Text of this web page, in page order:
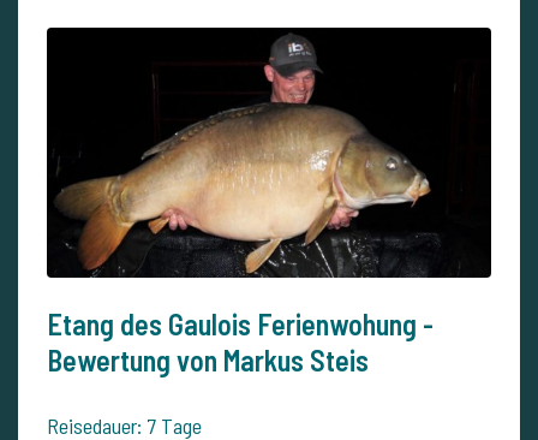
Etang des Gaulois Ferienwohung -
Bewertung von Markus Steis
Reisedauer: 7 Tage